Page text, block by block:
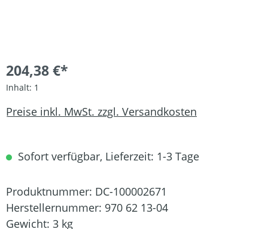
204,38 €*
Inhalt: 1
Preise inkl. MwSt. zzgl. Versandkosten
Sofort verfügbar, Lieferzeit: 1-3 Tage
Produktnummer: DC-100002671
Herstellernummer: 970 62 13-04
Gewicht: 3 kg